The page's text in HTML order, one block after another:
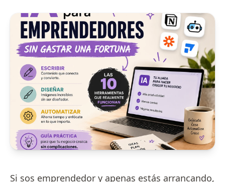
Si sos emprendedor y apenas estás arrancando,